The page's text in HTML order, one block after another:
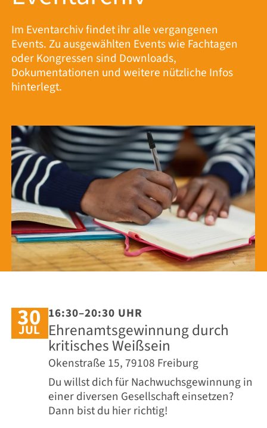
Im Eventarchiv findet ihr alle vergangenen
Events. Zu ausgewählten Events wie Fachtagen
oder Kongressen sind Downloads,
Dokumentationen und weitere nützliche Infos
hinterlegt.
30
JUL
16:30–20:30 UHR
Ehrenamtsgewinnung durch
kritisches Weißsein
Okenstraße 15, 79108 Freiburg
Du willst dich für Nachwuchs­gewinnung in
einer diversen Gesellschaft einsetzen?
Dann bist du hier richtig!